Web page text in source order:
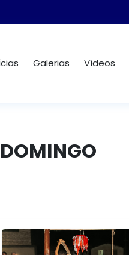
Galerias Vídeos